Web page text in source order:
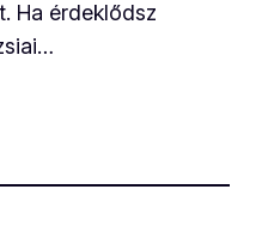
Ha érdeklődsz